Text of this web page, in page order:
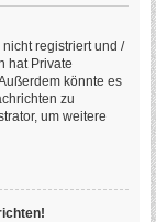
registriert und /
hat Private
könnte es
zu
um weitere